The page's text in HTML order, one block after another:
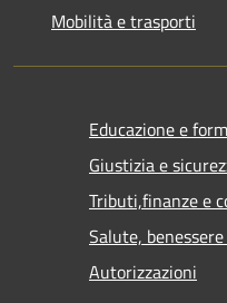
Mobilità e trasporti
Educazione e
Giustizia e
Tributi,finanze e
Salute,
Autorizzazioni